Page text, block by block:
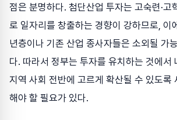
점은 분명하다. 첨단산업 투자는 고숙련·고
로 일자리를 창출하는 경향이 강하므로, 이
년층이나 기존 산업 종사자들은 소외될 가
다. 따라서 정부는 투자를 유치하는 것에서
지역 사회 전반에 고르게 확산될 수 있도록
해야 할 필요가 있다.